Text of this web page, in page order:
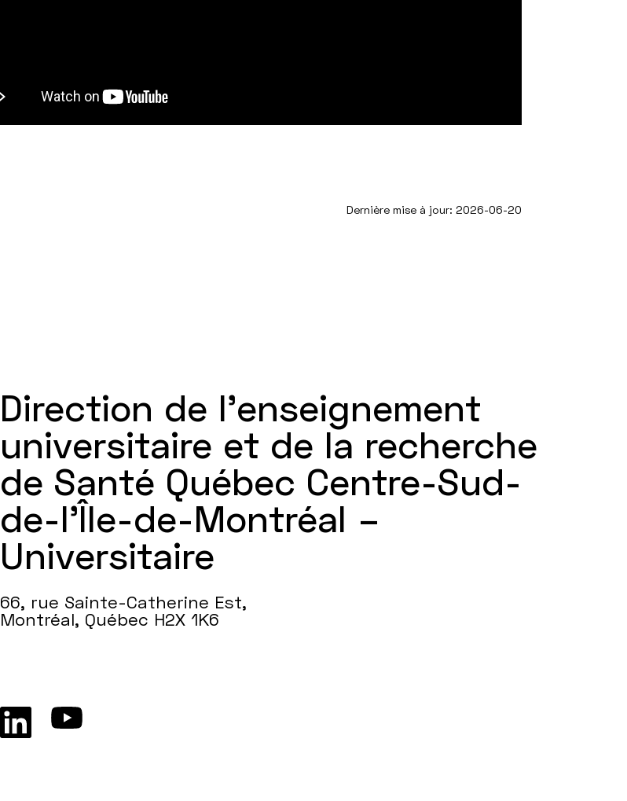
Dernière mise à jour: 2026-06-20
Direction de l'enseignement
universitaire et de la recherche
de Santé Québec Centre-Sud-
de-l’Île-de-Montréal –
Universitaire
66, rue Sainte-Catherine Est,
Montréal, Québec H2X 1K6